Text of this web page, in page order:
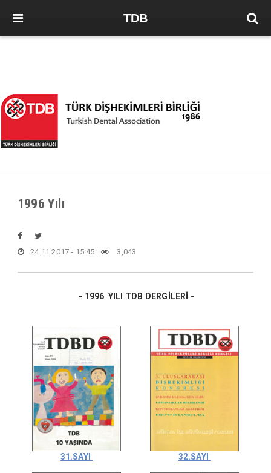
TDB
1996 Yılı
24.11.2017 - 15:45 3,043
- 1996 YILI TDB DERGİLERİ -
31.SAYI 32.SAYI